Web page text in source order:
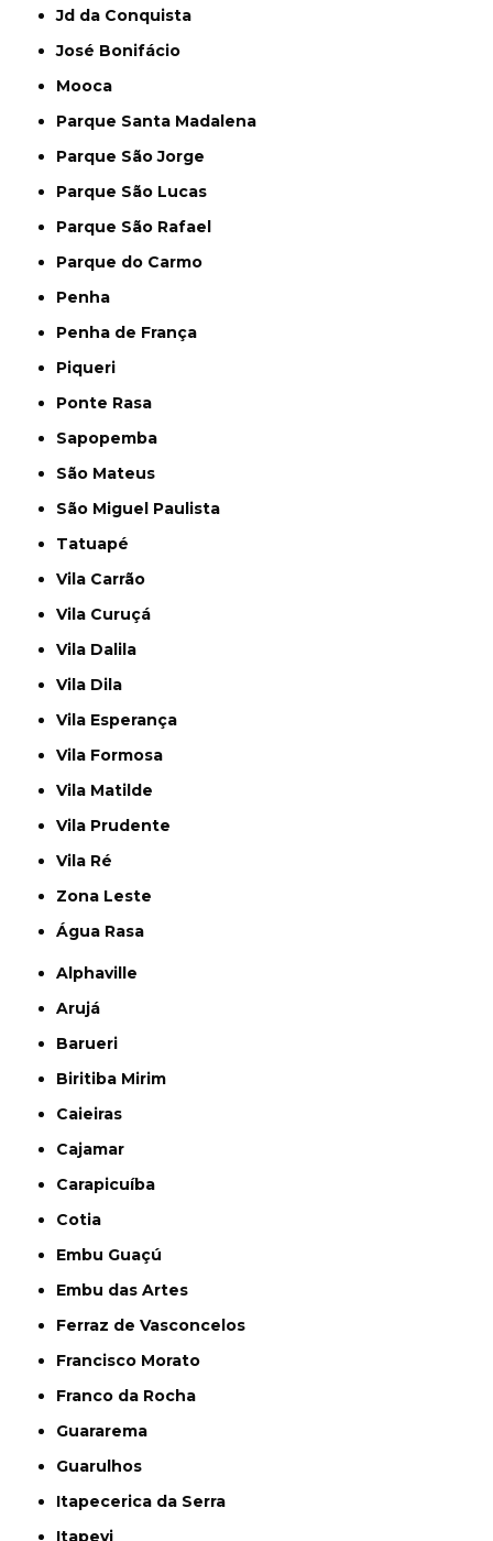
Jd da Conquista
José Bonifácio
Mooca
Parque Santa Madalena
Parque São Jorge
Parque São Lucas
Parque São Rafael
Parque do Carmo
Penha
Penha de França
Piqueri
Ponte Rasa
Sapopemba
São Mateus
São Miguel Paulista
Tatuapé
Vila Carrão
Vila Curuçá
Vila Dalila
Vila Dila
Vila Esperança
Vila Formosa
Vila Matilde
Vila Prudente
Vila Ré
Zona Leste
Água Rasa
Alphaville
Arujá
Barueri
Biritiba Mirim
Caieiras
Cajamar
Carapicuíba
Cotia
Embu Guaçú
Embu das Artes
Ferraz de Vasconcelos
Francisco Morato
Franco da Rocha
Guararema
Guarulhos
Itapecerica da Serra
Itapevi